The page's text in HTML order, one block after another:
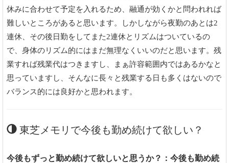
休みに合わせて予定を入れるため、融通が効くかと問われれば
難しいところがあると思います。しかしながら夜勤のあとは2
連休、その後日勤をしてまた2連休とリズムはついているの
で、身体のリズム的にはまだ無理なくいいのだと思います。残
業すれば残業代はつきますし、まぁ許容範囲内ではあるかなと
思っていますし、そんなに長々と残業する日も多くはないので
バランス的には良好かと思われます。
東芝メモリで今後も勤め続けて欲しい？
今後もずっと勤め続けて欲しいと思うか？：今後も勤め続